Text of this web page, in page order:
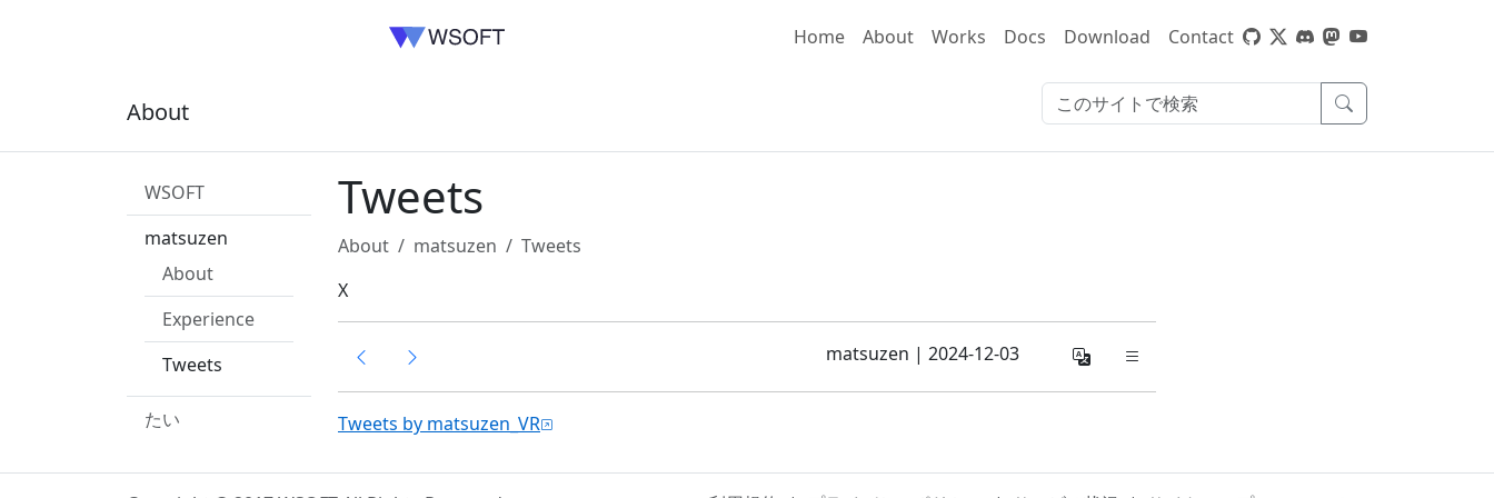
Home About Works Docs Download Contact
About
WSOFT
matsuzen
About
Experience
Tweets
たい
Tweets
About matsuzen
Tweets
X
matsuzen | 2024-12-03
Tweets by matsuzen_VR